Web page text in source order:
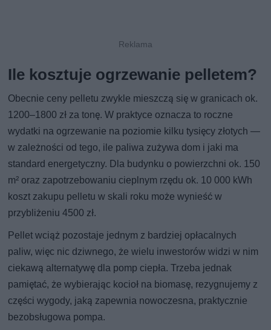
Ile kosztuje ogrzewanie pelletem?
Obecnie ceny pelletu zwykle mieszczą się w granicach ok.
1200–1800 zł za tonę. W praktyce oznacza to roczne
wydatki na ogrzewanie na poziomie kilku tysięcy złotych —
w zależności od tego, ile paliwa zużywa dom i jaki ma
standard energetyczny. Dla budynku o powierzchni ok. 150
m² oraz zapotrzebowaniu cieplnym rzędu ok. 10 000 kWh
koszt zakupu pelletu w skali roku może wynieść w
przybliżeniu 4500 zł.
Pellet wciąż pozostaje jednym z bardziej opłacalnych
paliw, więc nic dziwnego, że wielu inwestorów widzi w nim
ciekawą alternatywę dla pomp ciepła. Trzeba jednak
pamiętać, że wybierając kocioł na biomasę, rezygnujemy z
części wygody, jaką zapewnia nowoczesna, praktycznie
bezobsługowa pompa.